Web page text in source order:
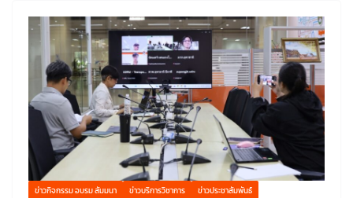
ข่าวกิจกรรม อบรม สัมมนา ข่าวบริการวิชาการ ข่าวประชาสัมพันธ์